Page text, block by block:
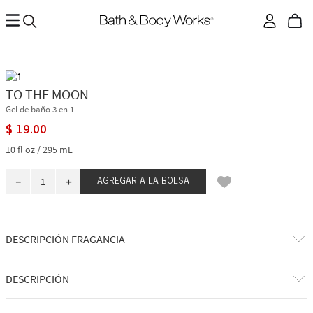
TO THE MOON
Gel de baño 3 en 1
$ 19.00
10 fl oz / 295 mL
＋
－ AGREGAR A LA BOLSA
DESCRIPCIÓN FRAGANCIA
A qué huele: un frescor que te hace sentir como si estuvieras
presenciando algo de otro mundo.
DESCRIPCIÓN